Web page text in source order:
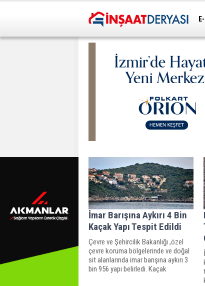
İmar Barışına Aykırı 4 Bin
Kaçak Yapı Tespit Edildi
Çevre ve Şehircilik Bakanlığı ,özel
çevre koruma bölgelerinde ve doğal
sit alanlarında imar barışına aykırı 3
bin 956 yapı belirledi. Kaçak